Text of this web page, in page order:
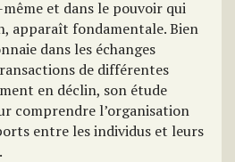
et dans le pouvoir qui
apparaît fondamentale. Bien
dans les échanges
de différentes
en déclin, son étude
comprendre l’organisation
entre les individus et leurs